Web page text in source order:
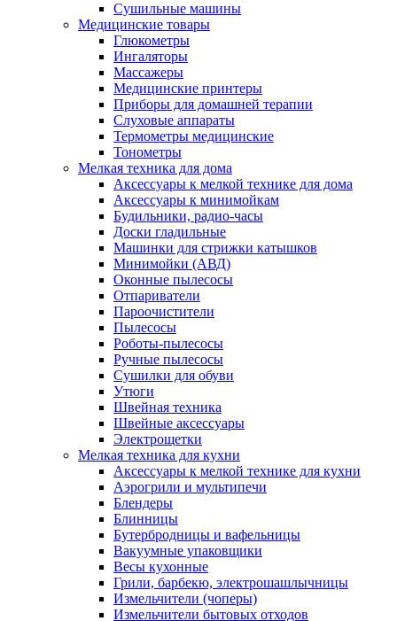
Сушильные машины
Медицинские товары
Глюкометры
Ингаляторы
Массажеры
Медицинские принтеры
Приборы для домашней терапии
Слуховые аппараты
Термометры медицинские
Тонометры
Мелкая техника для дома
Аксессуары к мелкой технике для дома
Аксессуары к минимойкам
Будильники, радио-часы
Доски гладильные
Машинки для стрижки катышков
Минимойки (АВД)
Оконные пылесосы
Отпариватели
Пароочистители
Пылесосы
Роботы-пылесосы
Ручные пылесосы
Сушилки для обуви
Утюги
Швейная техника
Швейные аксессуары
Электрощетки
Мелкая техника для кухни
Аксессуары к мелкой технике для кухни
Аэрогрили и мультипечи
Блендеры
Блинницы
Бутербродницы и вафельницы
Вакуумные упаковщики
Весы кухонные
Грили, барбекю, электрошашлычницы
Измельчители (чоперы)
Измельчители бытовых отходов